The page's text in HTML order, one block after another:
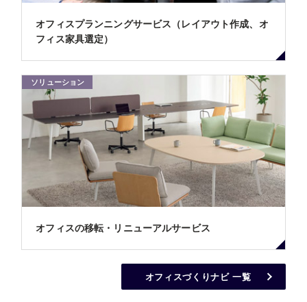
オフィスプランニングサービス（レイアウト作成、オ
フィス家具選定）
ソリューション
オフィスの移転・リニューアルサービス
オフィスづくりナビ 一覧